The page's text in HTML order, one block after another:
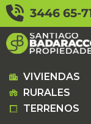
contenido
3446 65-
VIVIENDAS
RURALES
TERRENOS